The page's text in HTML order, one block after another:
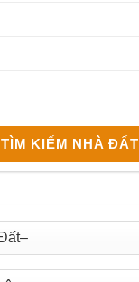
TÌM KIẾM NHÀ ĐẤT